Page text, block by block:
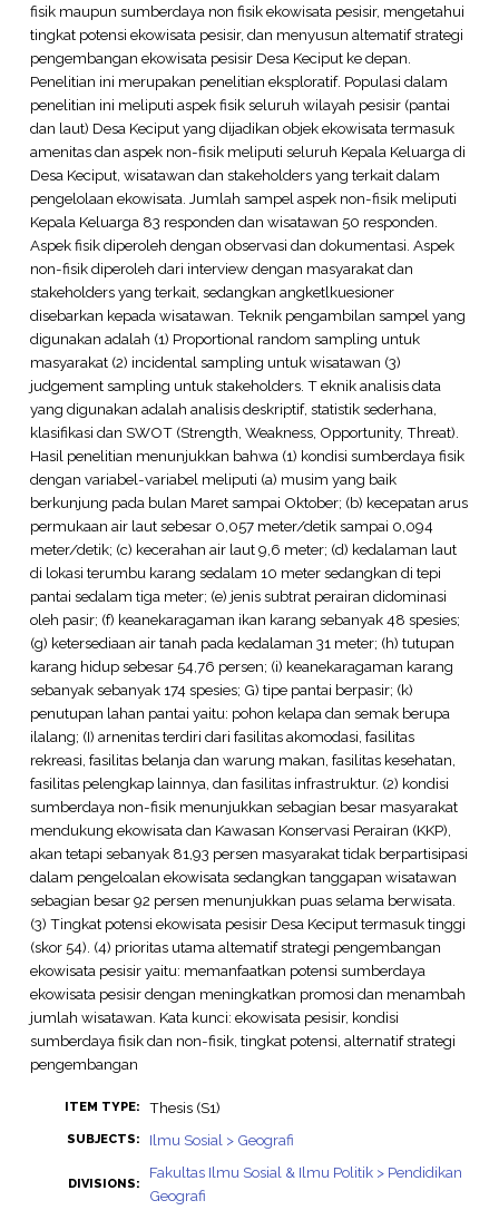
fisik maupun sumberdaya non fisik ekowisata pesisir, mengetahui
tingkat potensi ekowisata pesisir, dan menyusun altematif strategi
pengembangan ekowisata pesisir Desa Keciput ke depan.
Penelitian ini merupakan penelitian eksploratif. Populasi dalam
penelitian ini meliputi aspek fisik seluruh wilayah pesisir (pantai
dan laut) Desa Keciput yang dijadikan objek ekowisata termasuk
amenitas dan aspek non-fisik meliputi seluruh Kepala Keluarga di
Desa Keciput, wisatawan dan stakeholders yang terkait dalam
pengelolaan ekowisata. Jumlah sampel aspek non-fisik meliputi
Kepala Keluarga 83 responden dan wisatawan 50 responden.
Aspek fisik diperoleh dengan observasi dan dokumentasi. Aspek
non-fisik diperoleh dari interview dengan masyarakat dan
stakeholders yang terkait, sedangkan angketlkuesioner
disebarkan kepada wisatawan. Teknik pengambilan sampel yang
digunakan adalah (1) Proportional random sampling untuk
masyarakat (2) incidental sampling untuk wisatawan (3)
judgement sampling untuk stakeholders. T eknik analisis data
yang digunakan adalah analisis deskriptif, statistik sederhana,
klasifikasi dan SWOT (Strength, Weakness, Opportunity, Threat).
Hasil penelitian menunjukkan bahwa (1) kondisi sumberdaya fisik
dengan variabel-variabel meliputi (a) musim yang baik
berkunjung pada bulan Maret sampai Oktober; (b) kecepatan arus
permukaan air laut sebesar 0,057 meter/detik sampai 0,094
meter/detik; (c) kecerahan air laut 9,6 meter; (d) kedalaman laut
di lokasi terumbu karang sedalam 10 meter sedangkan di tepi
pantai sedalam tiga meter; (e) jenis subtrat perairan didominasi
oleh pasir; (f) keanekaragaman ikan karang sebanyak 48 spesies;
(g) ketersediaan air tanah pada kedalaman 31 meter; (h) tutupan
karang hidup sebesar 54,76 persen; (i) keanekaragaman karang
sebanyak sebanyak 174 spesies; G) tipe pantai berpasir; (k)
penutupan lahan pantai yaitu: pohon kelapa dan semak berupa
ilalang; (I) arnenitas terdiri dari fasilitas akomodasi, fasilitas
rekreasi, fasilitas belanja dan warung makan, fasilitas kesehatan,
fasilitas pelengkap lainnya, dan fasilitas infrastruktur. (2) kondisi
sumberdaya non-fisik menunjukkan sebagian besar masyarakat
mendukung ekowisata dan Kawasan Konservasi Perairan (KKP),
akan tetapi sebanyak 81,93 persen masyarakat tidak berpartisipasi
dalam pengeloalan ekowisata sedangkan tanggapan wisatawan
sebagian besar 92 persen menunjukkan puas selama berwisata.
(3) Tingkat potensi ekowisata pesisir Desa Keciput termasuk tinggi
(skor 54). (4) prioritas utama altematif strategi pengembangan
ekowisata pesisir yaitu: memanfaatkan potensi sumberdaya
ekowisata pesisir dengan meningkatkan promosi dan menambah
jumlah wisatawan. Kata kunci: ekowisata pesisir, kondisi
sumberdaya fisik dan non-fisik, tingkat potensi, alternatif strategi
pengembangan
ITEM TYPE: Thesis (S1)
SUBJECTS: Ilmu Sosial > Geografi
DIVISIONS:
Fakultas Ilmu Sosial & Ilmu Politik > Pendidikan
Geografi